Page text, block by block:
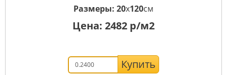
Размеры: 20x120см
Цена: 2482 р/м2
Купить